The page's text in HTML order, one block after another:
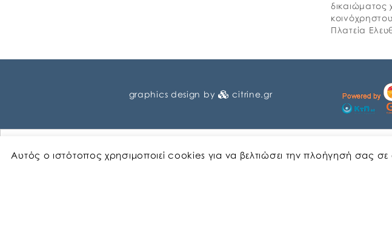
Πλατεία
graphics design by citrine.gr
Αυτός ο ιστότοπος χρησιμοποιεί cookies για να βελτιώσει την πλοήγησή σας